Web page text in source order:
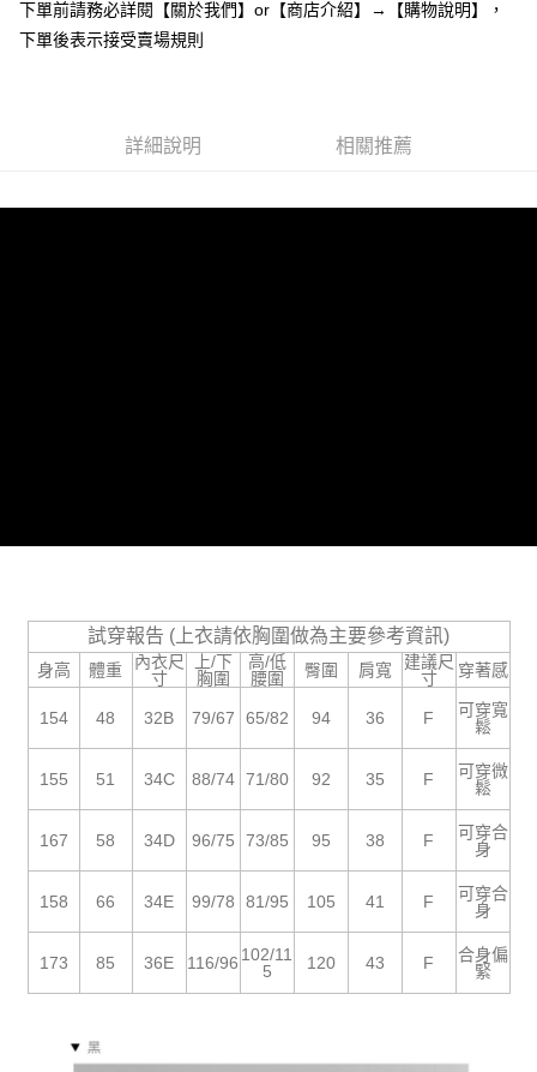
１．於結帳方式選擇「AFTEE先享後付」後，將跳轉至「AFTEE先享後付」
結帳頁面，進行簡訊認證並確認金額後，即可完成結帳。
購買商品的店家。未經商家同意取消之訂單仍視為有效，需透過AFTEE先享
是否繳費成功／繳費後需取消欲退款等相關疑問，請聯繫「AFTEE先享後付
付款後全家取貨
每筆NT$85，滿NT$799(含以上)免運費
下單前請務必詳閱【關於我們】or【商店介紹】→【購物說明】，
下單後表示接受賣場規則
詳細說明 相關推薦
試穿報告 (上衣請依胸圍做為主要參考資訊)
身高 體重
內衣尺
寸
上/下
胸圍
高/低
腰圍
臀圍 肩寬
建議尺
寸
穿著感
154 48 32B 79/67 65/82 94 36 F
可穿寬
鬆
155 51 34C 88/74 71/80 92 35 F
可穿微
鬆
167 58 34D 96/75 73/85 95 38 F
可穿合
身
158 66 34E 99/78 81/95 105 41 F
可穿合
身
173 85 36E 116/96 102/11
5
120 43 F
合身偏
緊